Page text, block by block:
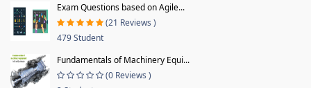
Exam Questions based on Agile...
(21 Reviews )
479 Student
Fundamentals of Machinery Equi...
(0 Reviews )